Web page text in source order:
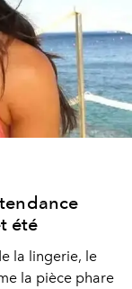
été
la lingerie, le
la pièce phare